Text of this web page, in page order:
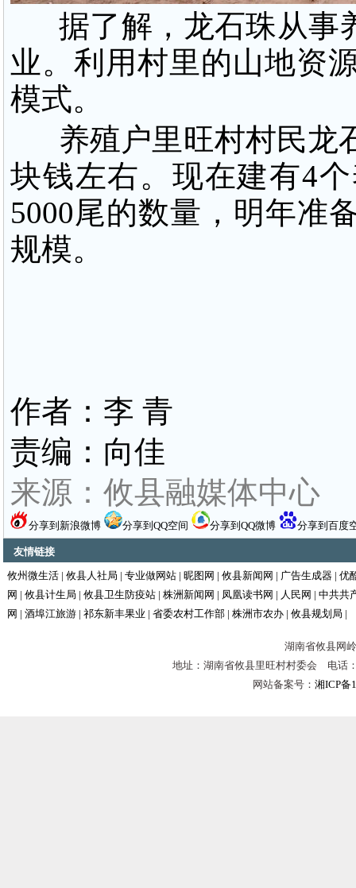
据了解，龙石珠从事
业。利用村里的山地资
模式。
养殖户里旺村村民龙
块钱左右。现在建有4
5000尾的数量，明年准
规模。
作者：李 青
责编：向佳
来源：攸县融媒体中心
分享到新浪微博 分享到QQ空间 分享到QQ微博 分享到百度
友情链接
攸州微生活 | 攸县人社局 | 专业做网站 | 昵图网 | 攸县新闻网 | 广告生成器 | 优
网 | 攸县计生局 | 攸县卫生防疫站 | 株洲新闻网 | 凤凰读书网 | 人民网 | 中共共
网 | 酒埠江旅游 | 祁东新丰果业 | 省委农村工作部 | 株洲市农办 | 攸县规划局 |
湖南省攸县网
地址：湖南省攸县里旺村村委会 电
网站备案号： 湘ICP备